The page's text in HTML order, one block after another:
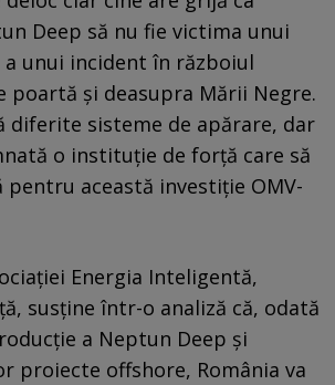
Deep să nu fie victima unui
unui incident în războiul
poartă și deasupra Mării Negre.
diferite sisteme de apărare, dar
o instituție de forță care să
această investiție OMV-
Energia Inteligentă,
susține într-o analiză că, odată
a Neptun Deep și
proiecte offshore, România va